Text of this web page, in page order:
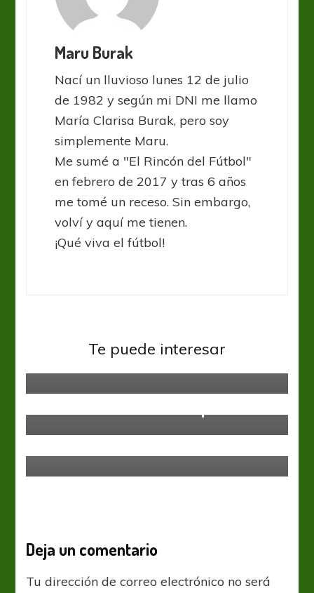
Maru Burak
Nací un lluvioso lunes 12 de julio
de 1982 y según mi DNI me llamo
María Clarisa Burak, pero soy
simplemente Maru.
Me sumé a "El Rincón del Fútbol"
en febrero de 2017 y tras 6 años
me tomé un receso. Sin embargo,
volví y aquí me tienen.
¡Qué viva el fútbol!
Te puede interesar
CIBI redefinirá el pedido porcentual
Deja un comentario
Tu dirección de correo electrónico no será